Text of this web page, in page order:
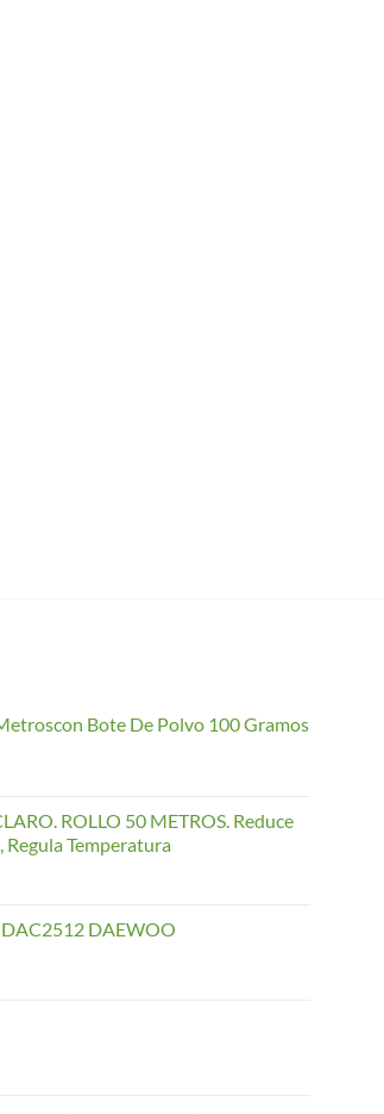
Bote De Polvo 100 Gramos
ROLLO 50 METROS. Reduce
Regula Temperatura
DAC2512 DAEWOO